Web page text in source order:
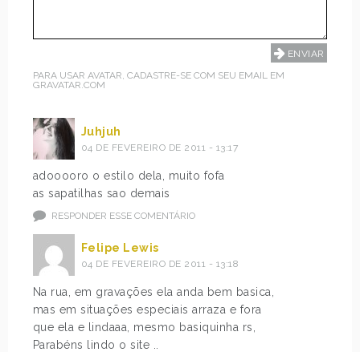
PARA USAR AVATAR, CADASTRE-SE COM SEU EMAIL EM
GRAVATAR.COM
Juhjuh
04 DE FEVEREIRO DE 2011 - 13:17
adooooro o estilo dela, muito fofa
as sapatilhas sao demais
RESPONDER ESSE COMENTÁRIO
Felipe Lewis
04 DE FEVEREIRO DE 2011 - 13:18
Na rua, em gravações ela anda bem basica,
mas em situações especiais arraza e fora
que ela e lindaaa, mesmo basiquinha rs,
Parabéns lindo o site ..